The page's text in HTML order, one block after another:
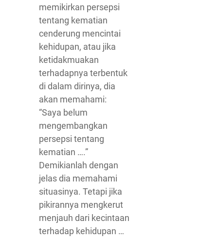
memikirkan persepsi
tentang kematian
cenderung mencintai
kehidupan, atau jika
ketidakmuakan
terhadapnya terbentuk
di dalam dirinya, dia
akan memahami:
“Saya belum
mengembangkan
persepsi tentang
kematian ….”
Demikianlah dengan
jelas dia memahami
situasinya. Tetapi jika
pikirannya mengkerut
menjauh dari kecintaan
terhadap kehidupan …